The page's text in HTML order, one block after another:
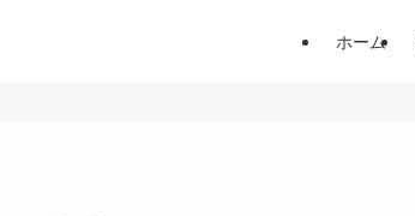
ホーム